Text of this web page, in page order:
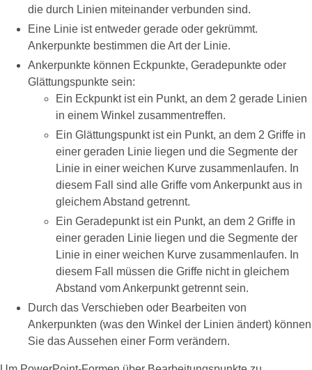
die durch Linien miteinander verbunden sind.
Eine Linie ist entweder gerade oder gekrümmt.
Ankerpunkte bestimmen die Art der Linie.
Ankerpunkte können Eckpunkte, Geradepunkte oder
Glättungspunkte sein:
Ein Eckpunkt ist ein Punkt, an dem 2 gerade Linien
in einem Winkel zusammentreffen.
Ein Glättungspunkt ist ein Punkt, an dem 2 Griffe in
einer geraden Linie liegen und die Segmente der
Linie in einer weichen Kurve zusammenlaufen. In
diesem Fall sind alle Griffe vom Ankerpunkt aus in
gleichem Abstand getrennt.
Ein Geradepunkt ist ein Punkt, an dem 2 Griffe in
einer geraden Linie liegen und die Segmente der
Linie in einer weichen Kurve zusammenlaufen. In
diesem Fall müssen die Griffe nicht in gleichem
Abstand vom Ankerpunkt getrennt sein.
Durch das Verschieben oder Bearbeiten von
Ankerpunkten (was den Winkel der Linien ändert) können
Sie das Aussehen einer Form verändern.